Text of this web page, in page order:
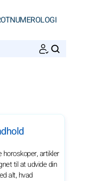
NUMEROLOGI
artikler
til at udvide din
alt, hvad